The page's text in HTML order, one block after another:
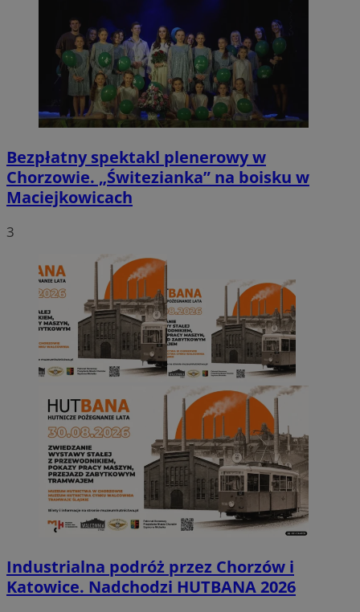
Bezpłatny spektakl plenerowy w
Chorzowie. „Świtezianka” na boisku w
Maciejkowicach
3
Industrialna podróż przez Chorzów i
Katowice. Nadchodzi HUTBANA 2026